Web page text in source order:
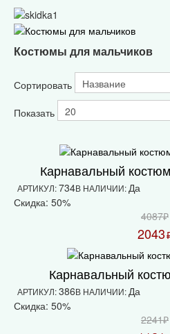
Костюмы для мальчиков
Сортировать
Показать
Карнавальный
АРТИКУЛ:734В НАЛИЧИИ: Да
Скидка: 50%
4087₽
2043
Карнавальный
АРТИКУЛ:386В НАЛИЧИИ:Да
Скидка: 50%
2241₽